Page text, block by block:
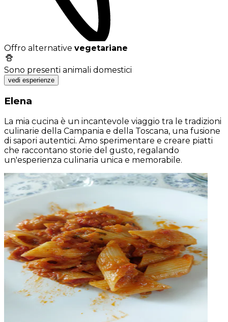
Offro alternative vegetariane
Sono presenti animali domestici
vedi esperienze
Elena
La mia cucina è un incantevole viaggio tra le tradizioni
culinarie della Campania e della Toscana, una fusione
di sapori autentici. Amo sperimentare e creare piatti
che raccontano storie del gusto, regalando
un'esperienza culinaria unica e memorabile.